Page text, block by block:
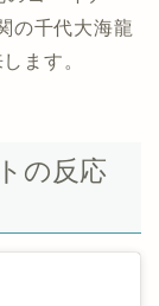
の千代大海龍
ます。
の反応